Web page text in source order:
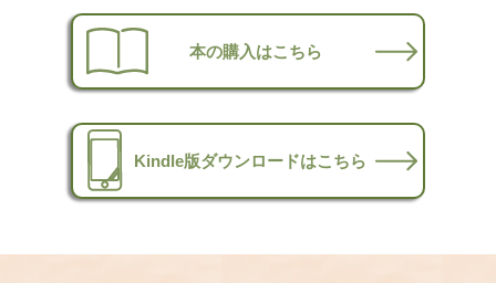
本の購入はこちら
Kindle版ダウンロードはこちら